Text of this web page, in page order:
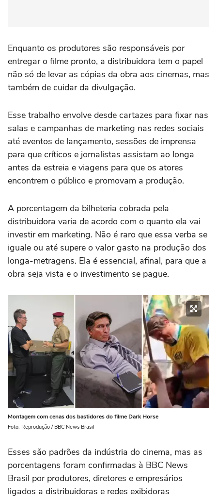
Enquanto os produtores são responsáveis por
entregar o filme pronto, a distribuidora tem o papel
não só de levar as cópias da obra aos cinemas, mas
também de cuidar da divulgação.
Esse trabalho envolve desde cartazes para fixar nas
salas e campanhas de marketing nas redes sociais
até eventos de lançamento, sessões de imprensa
para que críticos e jornalistas assistam ao longa
antes da estreia e viagens para que os atores
encontrem o público e promovam a produção.
A porcentagem da bilheteria cobrada pela
distribuidora varia de acordo com o quanto ela vai
investir em marketing. Não é raro que essa verba se
iguale ou até supere o valor gasto na produção dos
longa-metragens. Ela é essencial, afinal, para que a
obra seja vista e o investimento se pague.
Montagem com cenas dos bastidores do filme Dark Horse
Foto: Reprodução / BBC News Brasil
Esses são padrões da indústria do cinema, mas as
porcentagens foram confirmadas à BBC News
Brasil por produtores, diretores e empresários
ligados a distribuidoras e redes exibidoras